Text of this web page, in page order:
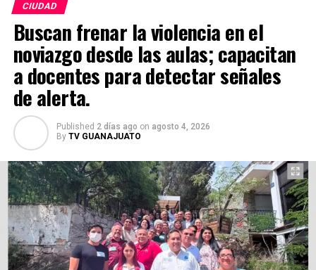
Habitantes hacen un llamado urgente a las autoridades
correspondientes y a la empresa responsable de la
infraestructura para que inspeccionen y corrijan la
instalación antes de que ocurra un incidente. La
prevención debería ser una prioridad, especialmente en
espacios públicos donde diariamente circulan familias,
adultos mayores y turistas. La pregunta sigue siendo la
misma: ¿esperarán a que ocurra una desgracia para
actuar?
CIUDAD
Buscan frenar la violencia en el
noviazgo desde las aulas; capacitan
a docentes para detectar señales
de alerta.
Published 2 días ago on agosto 4, 2026
By TV GUANAJUATO